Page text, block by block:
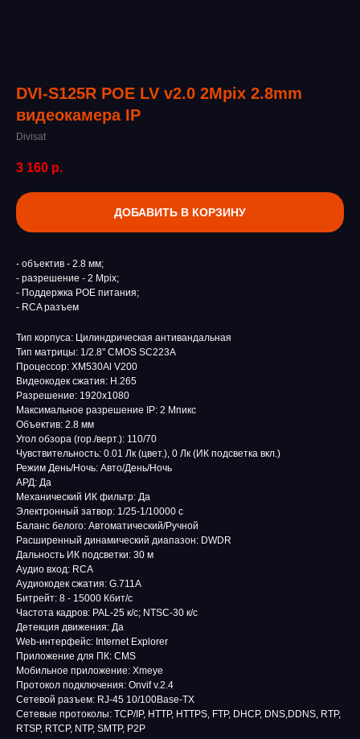
DVI-S125R POE LV v2.0 2Mpix 2.8mm
видеокамера IP
Divisat
3 160 р.
ДОБАВИТЬ В КОРЗИНУ
- объектив - 2.8 мм;
- разрешение - 2 Mpix;
- Поддержка POE питания;
- RCA разъем
Тип корпуса: Цилиндрическая антивандальная
Тип матрицы: 1/2.8" CMOS SC223A
Процессор: XM530Al V200
Видеокодек сжатия: H.265
Разрешение: 1920x1080
Максимальное разрешение IP: 2 Мпикс
Объектив: 2.8 мм
Угол обзора (гор./верт.): 110/70
Чувствительность: 0.01 Лк (цвет.), 0 Лк (ИК подсветка вкл.)
Режим День/Ночь: Авто/День/Ночь
АРД: Да
Механический ИК фильтр: Да
Электронный затвор: 1/25-1/10000 с
Баланс белого: Автоматический/Ручной
Расширенный динамический диапазон: DWDR
Дальность ИК подсветки: 30 м
Аудио вход: RCA
Аудиокодек сжатия: G.711A
Битрейт: 8 - 15000 Кбит/с
Частота кадров: PAL-25 к/с; NTSC-30 к/с
Детекция движения: Да
Web-интерфейс: Internet Explorer
Приложение для ПК: CMS
Мобильное приложение: Xmeye
Протокол подключения: Onvif v.2.4
Сетевой разъем: RJ-45 10/100Base-TX
Сетевые протоколы: TCP/IP, HTTP, HTTPS, FTP, DHCP, DNS,DDNS, RTP,
RTSP, RTCP, NTP, SMTP, P2P